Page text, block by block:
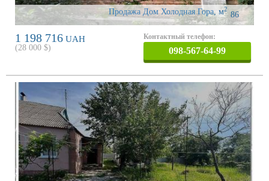
Продажа Дом Холодная Гора, 86
м2
1 198 716 UAH
(28 000 $)
Контактный телефон:
098-567-64-99